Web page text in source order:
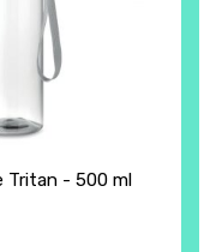
Tritan - 500 ml